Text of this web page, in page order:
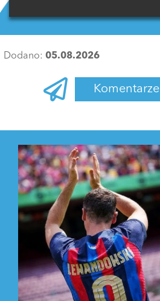
Dodano: 05.08.2026
Komentarze